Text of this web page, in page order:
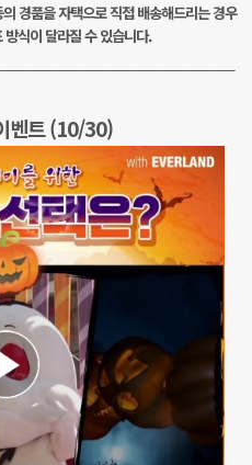
경품을 자택으로 직접 배송해드리는 경우
식이 달라질 수 있습니다.
벤트 (10/30)